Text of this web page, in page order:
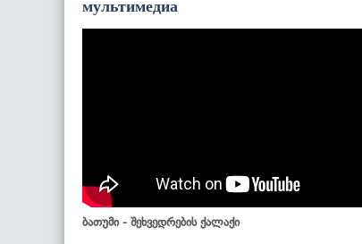
мультимедиа
ბათუმი - შეხვედრების ქალაქი